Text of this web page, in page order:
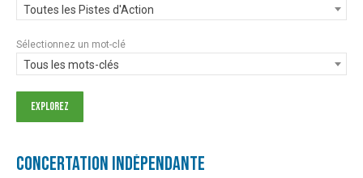
Toutes les Pistes d'Action
Sélectionnez un mot-clé
Tous les mots-clés
Concertation Indépendante